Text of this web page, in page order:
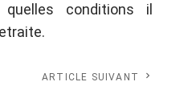
conditions il
ARTICLE SUIVANT